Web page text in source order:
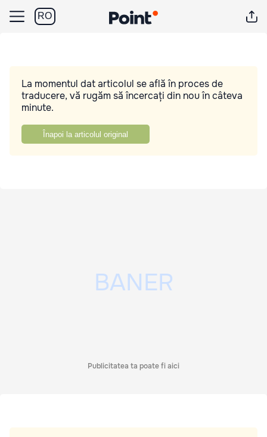
RO
La momentul dat articolul se află în proces de
traducere, vă rugăm să încercați din nou în câteva
minute.
Înapoi la articolul original
Publicitatea ta poate fi aici